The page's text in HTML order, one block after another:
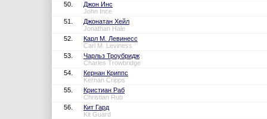
50.
Джон Инс
John Ince
51.
Джонатан Хейл
Jonathan Hale
52.
Карл М. Левинесс
Carl M. Leviness
53.
Чарльз Троубридж
Charles Trowbridge
54.
Кернан Криппс
Kernan Cripps
55.
Кристиан Раб
Christian Rub
56.
Кит Гард
Kit Guard